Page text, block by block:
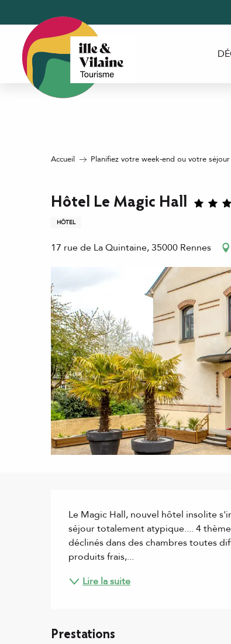
contenu
principal
Accueil Planifiez votre week-end ou votre
Hôtel Le Magic Hall
HÔTEL
17 rue de La Quintaine, 35000 Rennes
Le Magic Hall, nouvel hôtel insolite
séjour totalement atypique.... 4
déclinés dans des chambres toutes
produits frais,...
Lire la suite
Prestations